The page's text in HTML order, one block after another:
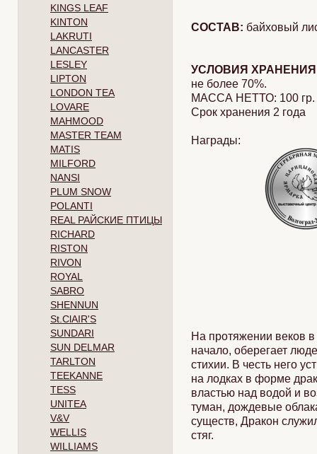
KINGS LEAF
KINTON
LAKRUTI
LANCASTER
LESLEY
LIPTON
LONDON TEA
LOVARE
MAHMOOD
MASTER TEAM
MATIS
MILFORD
NANSI
PLUM SNOW
POLANTI
REAL РАЙСКИЕ ПТИЦЫ
RICHARD
RISTON
RIVON
ROYAL
SABRO
SHENNUN
St.ClAIR'S
SUNDARI
SUN DELMAR
TARLTON
TEEKANNE
TESS
UNITEA
V&V
WELLIS
WILLIAMS
СОСТАВ: байховый
УСЛОВИЯ
не более 70%.
МАССА НЕТТО: 100 гр.
Срок хранения 2 года
Награды:
На протяжении веков в
начало, оберегает
стихии. В честь него
на лодках в форме
властью над водой и
туман, дождевые
существ, Дракон
стяг.